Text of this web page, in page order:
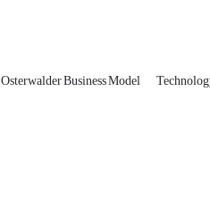
Osterwalder Business Model